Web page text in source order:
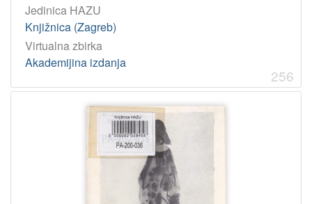
Jedinica HAZU
Knjižnica (Zagreb)
Virtualna zbirka
Akademijina izdanja
256